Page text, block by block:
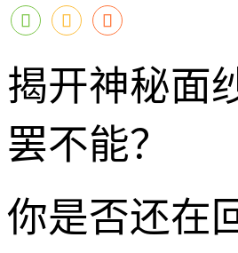
揭开神秘面
罢不能？
你是否还在